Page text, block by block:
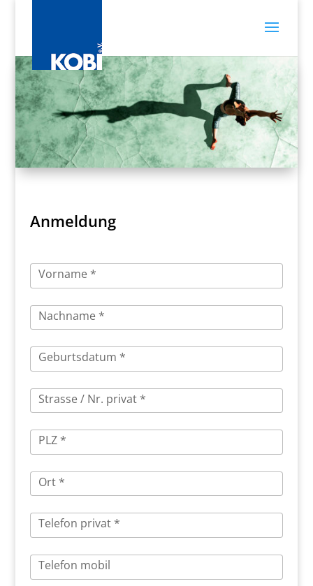
Anmeldung
Vorname *
Nachname *
Geburtsdatum *
Strasse / Nr. privat *
PLZ *
Ort *
Telefon privat *
Telefon mobil